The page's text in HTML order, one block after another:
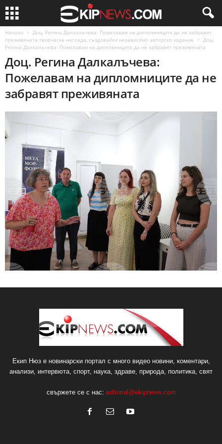
Начало
Доц. Регина Далкалъчева: Пожелавам на дипломниците да не забравят
преживяната творческа наслада, създавайки независимо авторско издание
Доц.
Регина Далкалъчева: Пожелавам на дипломниците да не забравят преживяната
Доц. Регина Далкалъчева:
Пожелавам на дипломниците да не
забравят преживяната
Екип Нюз е новинарски портал с много видео новини, коментари,
анализи, интервюта, спорт, наука, здраве, природа, политика, свят
свържете се с нас: editorial@ekipnews.com